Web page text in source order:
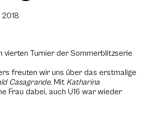
2018
vierten Turnier der Sommerblitzserie
freuten wir uns über das erstmalige
Casagrande. Mit Katharina
Frau dabei, auch U16 war wieder